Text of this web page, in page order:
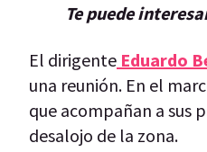
Te puede
El dirigente Eduardo
una reunión. En el
que acompañan a sus
desalojo de la zona.